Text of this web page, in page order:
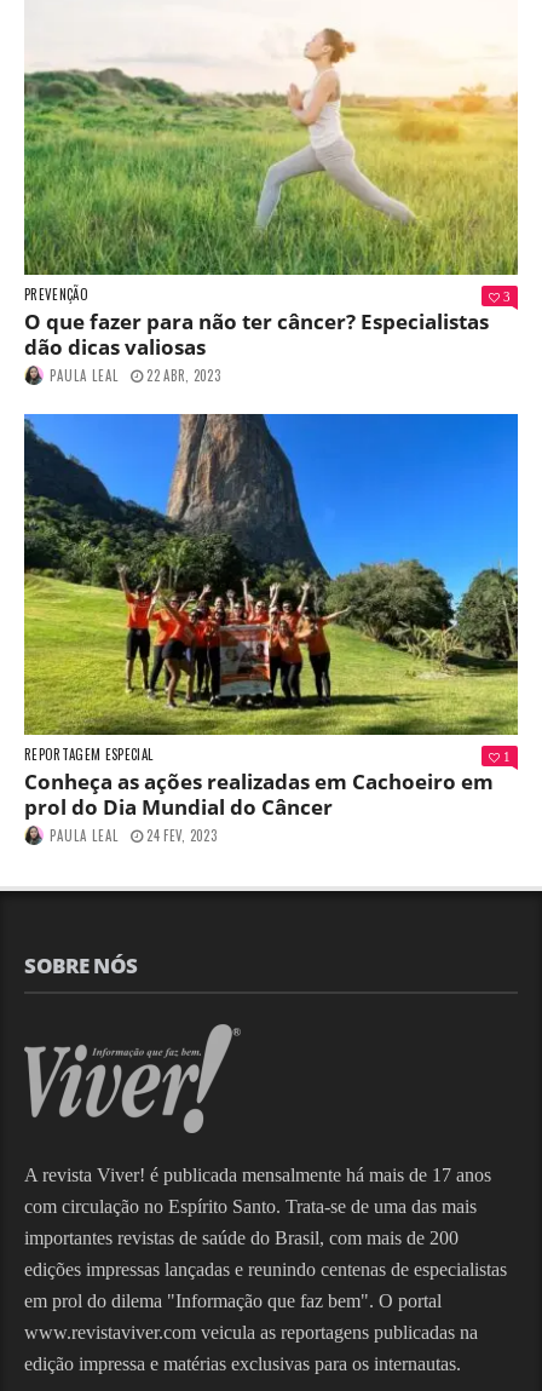
PREVENÇÃO 3
O que fazer para não ter câncer? Especialistas
dão dicas valiosas
PAULA LEAL 22 ABR, 2023
REPORTAGEM ESPECIAL 1
Conheça as ações realizadas em Cachoeiro em
prol do Dia Mundial do Câncer
PAULA LEAL 24 FEV, 2023
SOBRE NÓS
A revista Viver! é publicada mensalmente há mais de 17 anos
com circulação no Espírito Santo. Trata-se de uma das mais
importantes revistas de saúde do Brasil, com mais de 200
edições impressas lançadas e reunindo centenas de especialistas
em prol do dilema "Informação que faz bem". O portal
www.revistaviver.com veicula as reportagens publicadas na
edição impressa e matérias exclusivas para os internautas.